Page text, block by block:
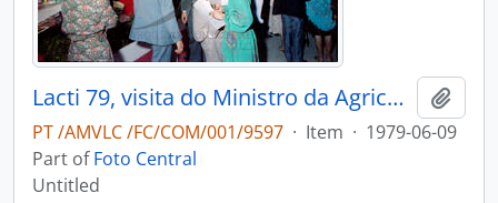
Lacti 79, visita do Ministro da Agricultura e Pescas e do Governador Civil de Aveiro
PT /AMVLC /FC/COM/001/9597 · Item · 1979-06-09
Part ofFoto Central
Untitled